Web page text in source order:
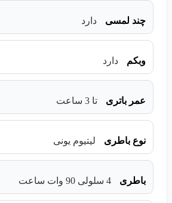
چند لمسی دارد
وبکم دارد
عمر باتری تا 3 ساعت
نوع باطری لیتیوم یونی
باطری 4 سلولی 90 وات ساعت